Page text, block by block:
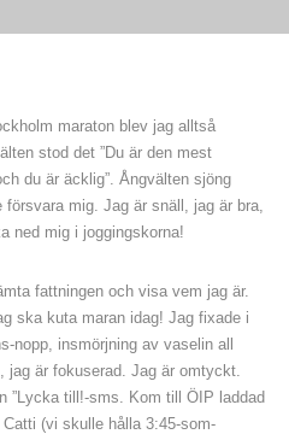
maraton blev jag alltså
stod det ”Du är den mest
du är äcklig”. Ångvälten sjöng
mig. Jag är snäll, jag är bra,
ned mig i joggingskorna!
fattningen och visa vem jag är.
ska kuta maran idag! Jag fixade i
nopp, insmörjning av vaselin all
är fokuserad. Jag är omtyckt.
”Lycka till!-sms. Kom till ÖIP laddad
(vi skulle hålla 3:45-som-